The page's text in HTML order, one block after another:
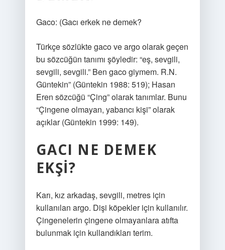
Gaco: (Gacı erkek ne demek?
Türkçe sözlükte gaco ve argo olarak geçen
bu sözcüğün tanımı şöyledir: “eş, sevgili,
sevgili, sevgili.” Ben gaco giymem. R.N.
Güntekin” (Güntekin 1988: 519); Hasan
Eren sözcüğü “Çing” olarak tanımlar. Bunu
“Çingene olmayan, yabancı kişi” olarak
açıklar (Güntekin 1999: 149).
GACI NE DEMEK
EKŞI?
Karı, kız arkadaş, sevgili, metres için
kullanılan argo. Dişi köpekler için kullanılır.
Çingenelerin çingene olmayanlara atıfta
bulunmak için kullandıkları terim.